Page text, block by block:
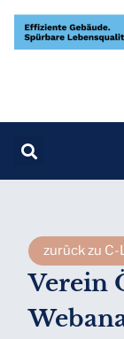
zurück zu C-
Verein